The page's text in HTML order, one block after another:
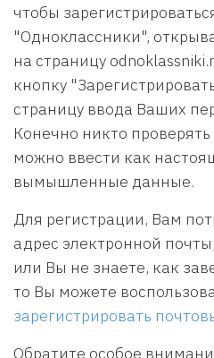
чтобы
"Одноклассники",
на страницу
кнопку
страницу ввода Ваших
Конечно никто
можно ввести как
вымышленные данные.
Для регистрации, Вам
адрес электронной
или Вы не знаете, как
то Вы можете
зарегистрировать
Обратите особое